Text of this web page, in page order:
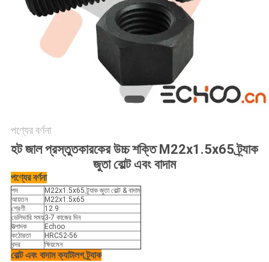
পণ্যের বর্ণনা
হট জাল প্রস্তুতকারকের উচ্চ শক্তি M22x1.5x65 ট্র্যাক
জুতা বোল্ট এবং বাদাম
পণ্যের বর্ণনা
পদ
M22x1.5x65 ট্র্যাক জুতা বোল্ট & বাদাম
আয়তন
M22x1.5x65
শ্রেণী
12.9
ডেলিভারি সময়3-7 কাজের দিন
উত্পাদক
Echoo
কঠোরতা
HRC52-56
বন্দর
ক্ষিয়মেন
বোল্ট এবং বাদাম ক্যাটালগ ট্র্যাক